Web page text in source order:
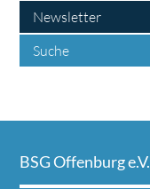
Newsletter
Suche
BSG Offenburg e.V.